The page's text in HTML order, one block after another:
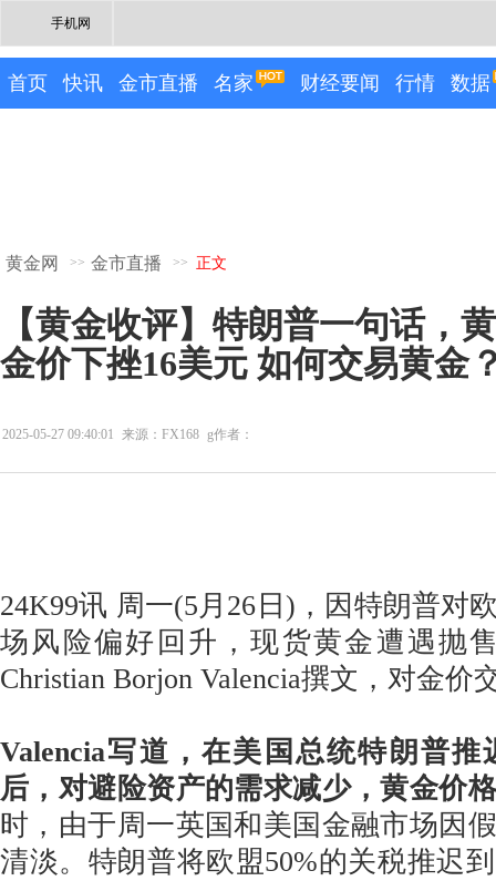
手机网
首页 快讯 金市直播 名家 财经要闻 行情 数据
黄金网 >> 金市直播 >> 正文
【黄金收评】特朗普一句话，
金价下挫16美元 如何交易黄金
2025-05-27 09:40:01 来源：FX168 g作者：
24K99讯 周一(5月26日)，因特朗普对
场风险偏好回升，现货黄金遭遇抛
Christian Borjon Valencia撰文，对金价
Valencia写道，在美国总统特朗普
后，对避险资产的需求减少，黄金价
时，由于周一英国和美国金融市场因
清淡。特朗普将欧盟50%的关税推迟